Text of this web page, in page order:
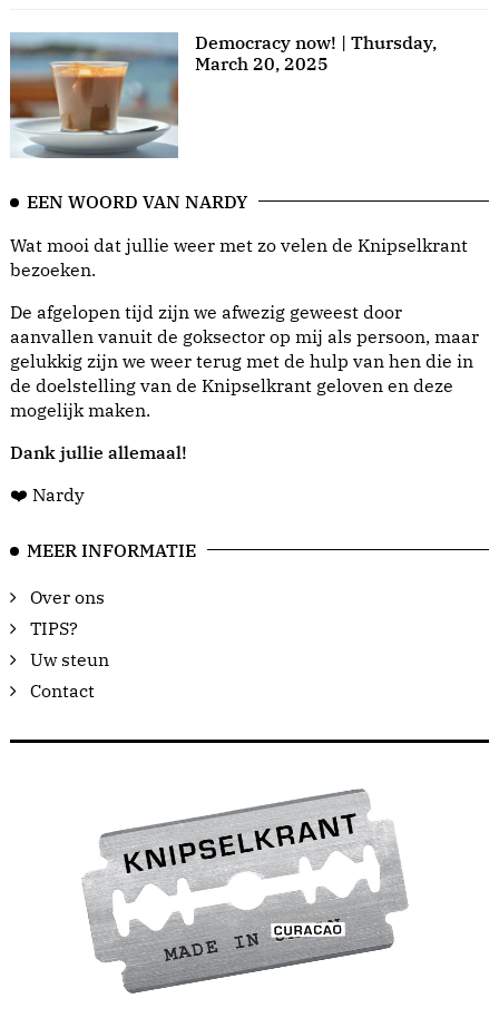
Democracy now! | Thursday,
March 20, 2025
EEN WOORD VAN NARDY
Wat mooi dat jullie weer met zo velen de Knipselkrant
bezoeken.
De afgelopen tijd zijn we afwezig geweest door
aanvallen vanuit de goksector op mij als persoon, maar
gelukkig zijn we weer terug met de hulp van hen die in
de doelstelling van de Knipselkrant geloven en deze
mogelijk maken.
Dank jullie allemaal!
❤️ Nardy
MEER INFORMATIE
Over ons
TIPS?
Uw steun
Contact